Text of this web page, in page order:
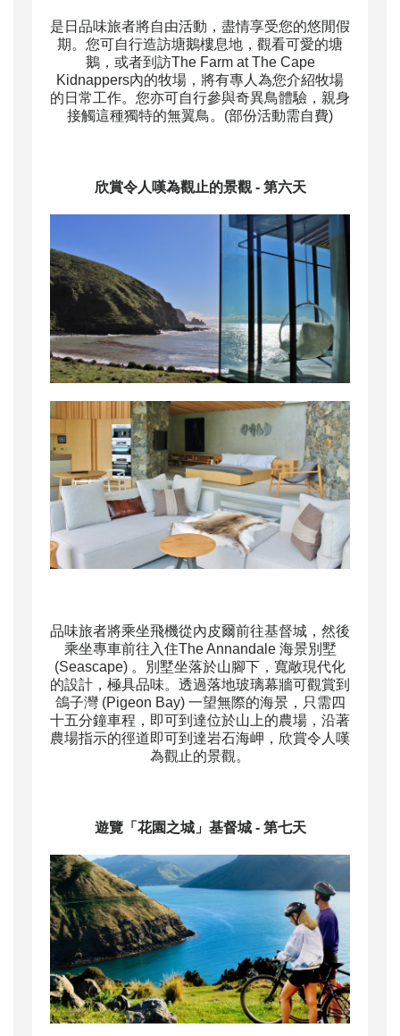
是日品味旅者將自由活動，盡情享受您的悠閒假
期。您可自行造訪塘鵝樓息地，觀看可愛的塘
鵝，或者到訪The Farm at The Cape
Kidnappers內的牧場，將有專人為您介紹牧場
的日常工作。您亦可自行參與奇異鳥體驗，親身
接觸這種獨特的無翼鳥。(部份活動需自費)
欣賞令人嘆為觀止的景觀- 第六天
品味旅者將乘坐飛機從內皮爾前往基督城，然後
乘坐專車前往入住The Annandale 海景別墅
(Seascape) 。別墅坐落於山腳下，寬敞現代化
的設計，極具品味。透過落地玻璃幕牆可觀賞到
鴿子灣 (Pigeon Bay) 一望無際的海景，只需四
十五分鐘車程，即可到達位於山上的農場，沿著
農場指示的徑道即可到達岩石海岬，欣賞令人嘆
為觀止的景觀。
遊覽「花園之城」基督城- 第七天